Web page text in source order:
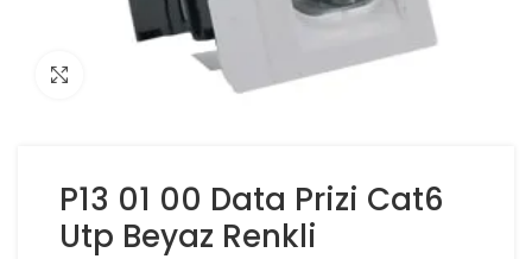
Click to enlarge
P13 01 00 Data Prizi Cat6
Utp Beyaz Renkli